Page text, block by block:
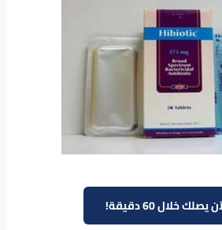
خلال 60 دقيقة!